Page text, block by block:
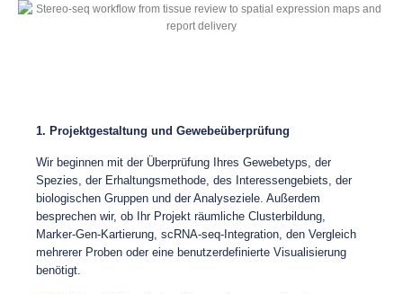
1. Projektgestaltung und Gewebeüberprüfung
Wir beginnen mit der Überprüfung Ihres Gewebetyps, der
Spezies, der Erhaltungsmethode, des Interessengebiets, der
biologischen Gruppen und der Analyseziele. Außerdem
besprechen wir, ob Ihr Projekt räumliche Clusterbildung,
Marker-Gen-Kartierung, scRNA-seq-Integration, den Vergleich
mehrerer Proben oder eine benutzerdefinierte Visualisierung
benötigt.